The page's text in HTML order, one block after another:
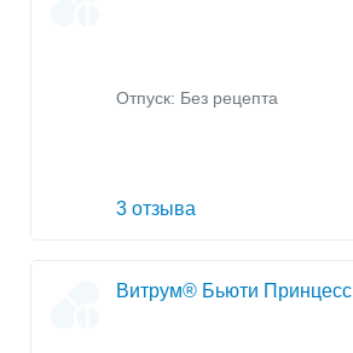
Отпуск: Без рецепта
3 отзыва
Витрум® Бьюти Принцесс